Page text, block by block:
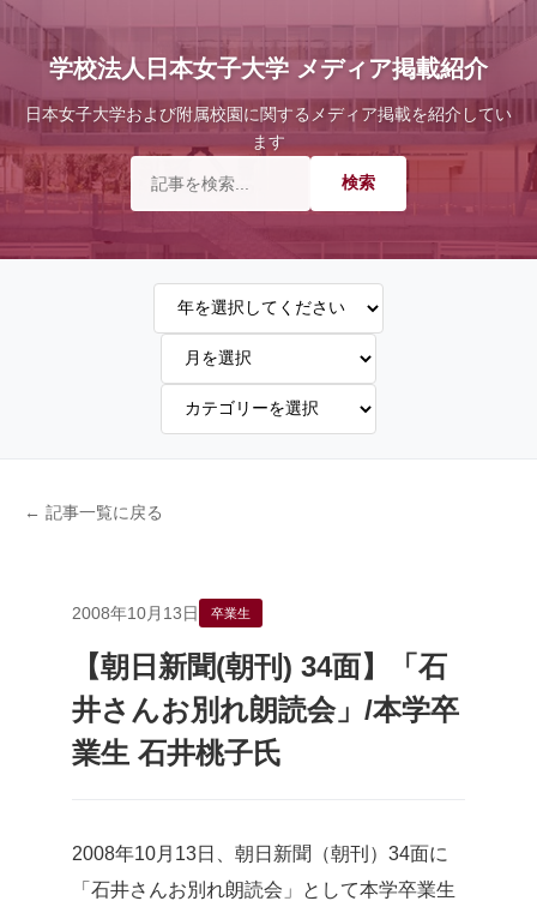
学校法人日本女子大学 メディア掲載紹介
日本女子大学および附属校園に関するメディア掲載を紹介してい
ます
← 記事一覧に戻る
2008年10月13日 卒業生
【朝日新聞(朝刊) 34面】「石
井さんお別れ朗読会」/本学卒
業生 石井桃子氏
2008年10月13日、朝日新聞（朝刊）34面に
「石井さんお別れ朗読会」として本学卒業生